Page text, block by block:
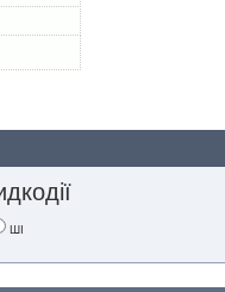
ШІ